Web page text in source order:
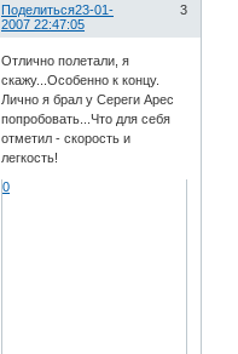
Поделиться 3
23-01-
2007 22:47:05
Отлично полетали, я
скажу...Особенно к концу.
Лично я брал у Сереги Арес
попробовать...Что для себя
отметил - скорость и
легкость!
0